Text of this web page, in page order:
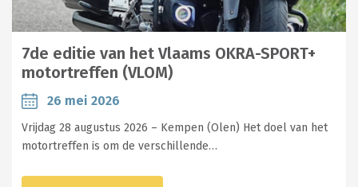
7de editie van het Vlaams OKRA-SPORT+
motortreffen (VLOM)
26 mei 2026
Vrijdag 28 augustus 2026 – Kempen (Olen) Het doel van het
motortreffen is om de verschillende…